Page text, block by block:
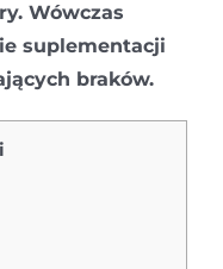
Wówczas
suplementacji
braków.